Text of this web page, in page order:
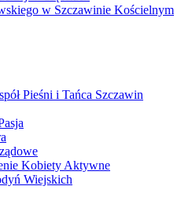
w Szczawinie Kościelnym
Pieśni i Tańca Szczawin
Kobiety Aktywne
Wiejskich